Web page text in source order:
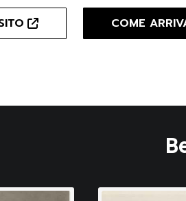
il fondo fotografico è stato
tanto importante nella
in quella sorta di "guerra nella
e documentano non solo i siti
COME